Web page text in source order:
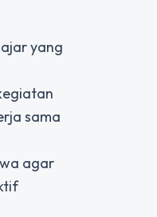
yang
sama
agar